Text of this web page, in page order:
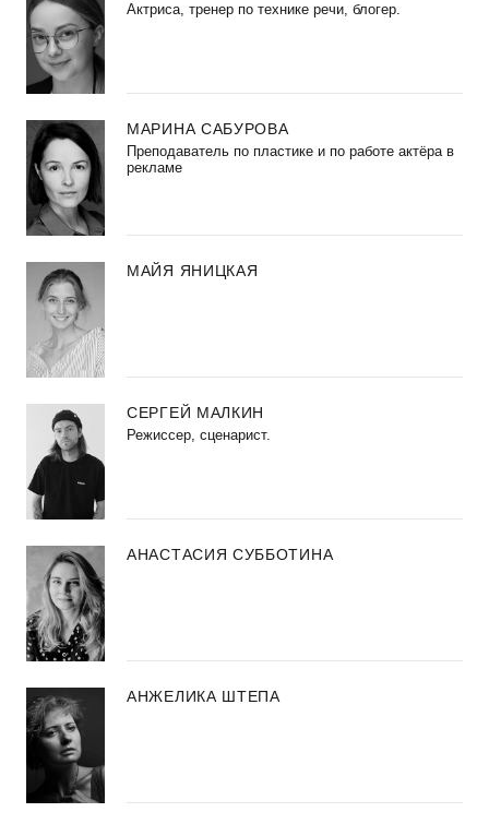
Актриса, тренер по технике речи, блогер.
МАРИНА САБУРОВА
Преподаватель по пластике и по работе актёра в
рекламе
МАЙЯ ЯНИЦКАЯ
СЕРГЕЙ МАЛКИН
Режиссер, сценарист.
АНАСТАСИЯ СУББОТИНА
АНЖЕЛИКА ШТЕПА